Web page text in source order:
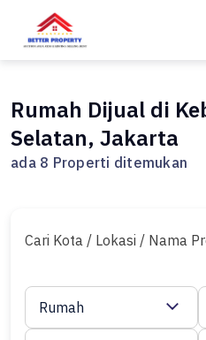
content
Rumah Dijual di
Selatan, Jakarta
ada 8 Properti ditemukan
Cari Kota / Lokasi / Nama
Rumah